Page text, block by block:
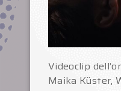
Videoclip
Maika Küster,